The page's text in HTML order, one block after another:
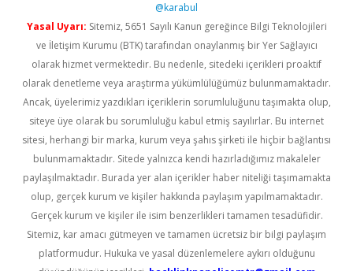
@karabul
Yasal Uyarı: Sitemiz, 5651 Sayılı Kanun gereğince Bilgi Teknolojileri
ve İletişim Kurumu (BTK) tarafından onaylanmış bir Yer Sağlayıcı
olarak hizmet vermektedir. Bu nedenle, sitedeki içerikleri proaktif
olarak denetleme veya araştırma yükümlülüğümüz bulunmamaktadır.
Ancak, üyelerimiz yazdıkları içeriklerin sorumluluğunu taşımakta olup,
siteye üye olarak bu sorumluluğu kabul etmiş sayılırlar. Bu internet
sitesi, herhangi bir marka, kurum veya şahıs şirketi ile hiçbir bağlantısı
bulunmamaktadır. Sitede yalnızca kendi hazırladığımız makaleler
paylaşılmaktadır. Burada yer alan içerikler haber niteliği taşımamakta
olup, gerçek kurum ve kişiler hakkında paylaşım yapılmamaktadır.
Gerçek kurum ve kişiler ile isim benzerlikleri tamamen tesadüfidir.
Sitemiz, kar amacı gütmeyen ve tamamen ücretsiz bir bilgi paylaşım
platformudur. Hukuka ve yasal düzenlemelere aykırı olduğunu